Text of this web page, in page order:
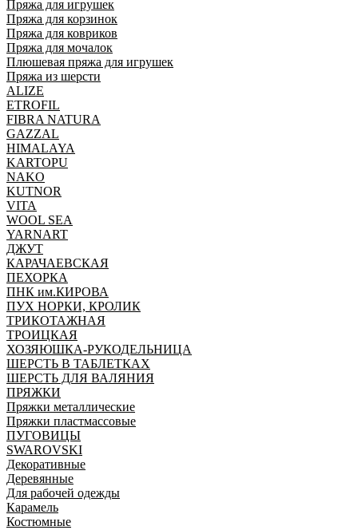
Пряжа для игрушек
Пряжа для корзинок
Пряжа для ковриков
Пряжа для мочалок
Плюшевая пряжа для игрушек
Пряжа из шерсти
ALIZE
ETROFIL
FIBRA NATURA
GAZZAL
HIMALAYA
KARTOPU
NAKO
KUTNOR
VITA
WOOL SEA
YARNART
ДЖУТ
КАРАЧАЕВСКАЯ
ПЕХОРКА
ПНК им.КИРОВА
ПУХ НОРКИ, КРОЛИК
ТРИКОТАЖНАЯ
ТРОИЦКАЯ
ХОЗЯЮШКА-РУКОДЕЛЬНИЦА
ШЕРСТЬ В ТАБЛЕТКАХ
ШЕРСТЬ ДЛЯ ВАЛЯНИЯ
ПРЯЖКИ
Пряжки металлические
Пряжки пластмассовые
ПУГОВИЦЫ
SWAROVSKI
Декоративные
Деревянные
Для рабочей одежды
Карамель
Костюмные